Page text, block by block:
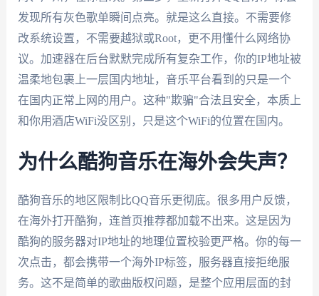
发现所有灰色歌单瞬间点亮。就是这么直接。不需要修
改系统设置，不需要越狱或Root，更不用懂什么网络协
议。加速器在后台默默完成所有复杂工作，你的IP地址被
温柔地包裹上一层国内地址，音乐平台看到的只是一个
在国内正常上网的用户。这种"欺骗"合法且安全，本质上
和你用酒店WiFi没区别，只是这个WiFi的位置在国内。
为什么酷狗音乐在海外会失声？
酷狗音乐的地区限制比QQ音乐更彻底。很多用户反馈，
在海外打开酷狗，连首页推荐都加载不出来。这是因为
酷狗的服务器对IP地址的地理位置校验更严格。你的每一
次点击，都会携带一个海外IP标签，服务器直接拒绝服
务。这不是简单的歌曲版权问题，是整个应用层面的封